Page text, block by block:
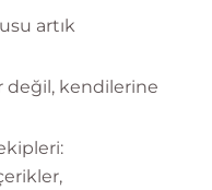
artık
değil, kendilerine